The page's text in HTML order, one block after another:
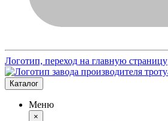
Логотип, переход на главную страницу
Каталог
Меню
×